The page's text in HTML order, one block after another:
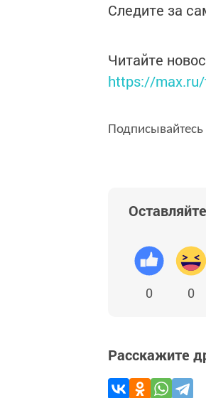
Следите за
Читайте
https://
0 0
Расскажите